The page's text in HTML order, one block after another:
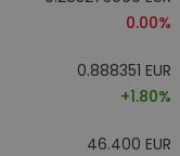
0.00%
0.888351 EUR
+1.80%
46.400 EUR